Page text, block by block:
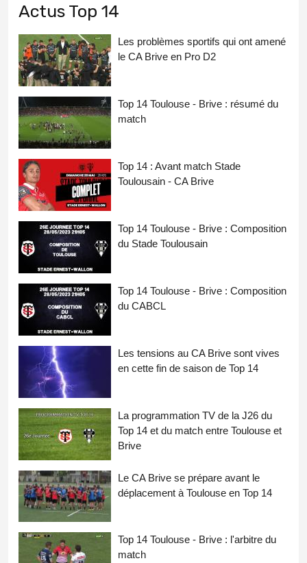
Actus Top 14
Les problèmes sportifs qui ont amené
le CA Brive en Pro D2
Top 14 Toulouse - Brive : résumé du
match
Top 14 : Avant match Stade
Toulousain - CA Brive
Top 14 Toulouse - Brive : Composition
du Stade Toulousain
Top 14 Toulouse - Brive : Composition
du CABCL
Les tensions au CA Brive sont vives
en cette fin de saison de Top 14
La programmation TV de la J26 du
Top 14 et du match entre Toulouse et
Brive
Le CA Brive se prépare avant le
déplacement à Toulouse en Top 14
Top 14 Toulouse - Brive : l'arbitre du
match